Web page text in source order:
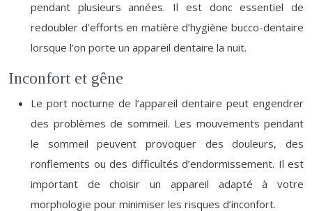
pendant plusieurs années. Il est donc essentiel de
redoubler d’efforts en matière d’hygiène bucco-dentaire
lorsque l’on porte un appareil dentaire la nuit.
Inconfort et gêne
Le port nocturne de l’appareil dentaire peut engendrer
des problèmes de sommeil. Les mouvements pendant
le sommeil peuvent provoquer des douleurs, des
ronflements ou des difficultés d’endormissement. Il est
important de choisir un appareil adapté à votre
morphologie pour minimiser les risques d’inconfort.